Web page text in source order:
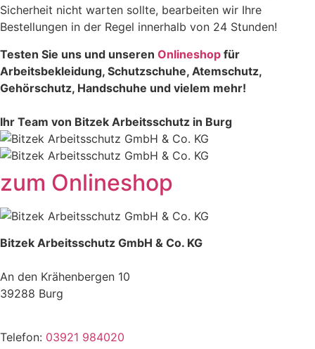
Sicherheit nicht warten sollte, bearbeiten wir Ihre
Bestellungen in der Regel innerhalb von 24 Stunden!
Testen Sie uns und unseren Onlineshop für
Arbeitsbekleidung, Schutzschuhe, Atemschutz,
Gehörschutz, Handschuhe und vielem mehr!
Ihr Team von Bitzek Arbeitsschutz in Burg
zum Onlineshop
Bitzek Arbeitsschutz GmbH & Co. KG
An den Krähenbergen 10
39288 Burg
Telefon: 03921 984020